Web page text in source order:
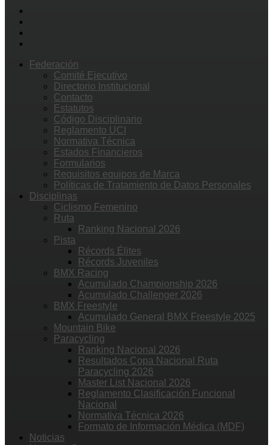
Federación
Comité Ejecutivo
Directorio Institucional
Contacto
Estatutos
Código Disciplinario
Reglamento UCI
Normativa Técnica
Estados Financieros
Formularios
Requisitos equipos de Marca
Políticas de Tratamiento de Datos Personales
Disciplinas
Ciclismo Femenino
Ruta
Ranking Nacional 2026
Pista
Récords Élites
Récords Juveniles
BMX Racing
Acumulado Championship 2026
Acumulado Challenger 2026
BMX Freestyle
Acumulado General BMX Freestyle 2025
Mountain Bike
Paracycling
Ranking Nacional 2026
Resultados Copa Nacional Ruta
Paracycling 2026
Master List Nacional 2026
Reglamento Clasificación Funcional
Nacional
Normativa Técnica 2026
Formato de Información Médica (MDF)
Noticias